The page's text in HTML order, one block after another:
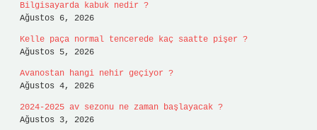
Bilgisayarda kabuk nedir ?
Ağustos 6, 2026
Kelle paça normal tencerede kaç saatte pişer ?
Ağustos 5, 2026
Avanostan hangi nehir geçiyor ?
Ağustos 4, 2026
2024-2025 av sezonu ne zaman başlayacak ?
Ağustos 3, 2026